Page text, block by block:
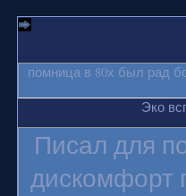
помница в 80х был рад
Эко
Писал для
дискомфорт